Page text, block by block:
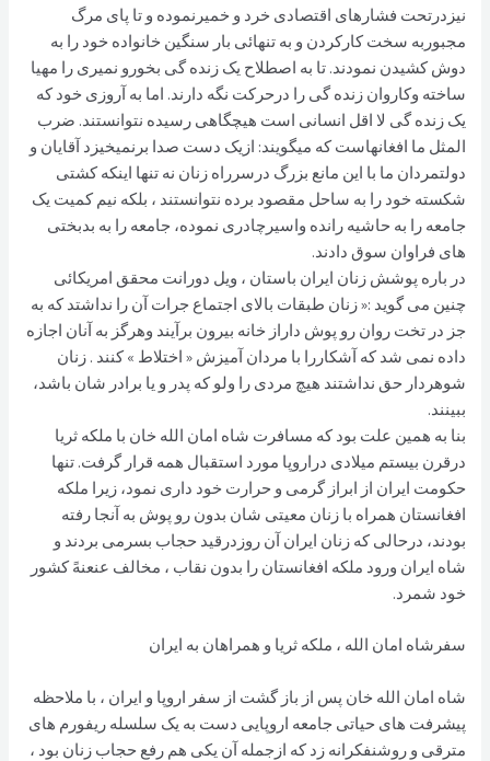
نیزدرتحت فشارهای اقتصادی خرد و خمیرنموده و تا پای مرگ
مجبوربه سخت کارکردن و به تنهائی بار سنگین خانواده خود را به
دوش کشیدن نمودند. تا به اصطلاح یک زنده گی بخورو نمیری را مهیا
ساخته وکاروان زنده گی را درحرکت نگه دارند. اما به آروزی خود که
یک زنده گی لا اقل انسانی است هیچگاهی رسیده نتوانستند. ضرب
المثل ما افغانهاست که میگویند: ازیک دست صدا برنمیخیزد آقایان و
دولتمردان ما با این مانع بزرگ درسرراه زنان نه تنها اینکه کشتی
شکسته خود را به ساحل مقصود برده نتوانستند ، بلکه نیم کمیت یک
جامعه را به حاشیه رانده واسیرچادری نموده، جامعه را به بدبختی
های فراوان سوق دادند.
در باره پوشش زنان ایران باستان ، ویل دورانت محقق امریکائی
چنین می گوید :« زنان طبقات بالای اجتماع جرات آن را نداشتد که به
جز در تخت روان رو پوش داراز خانه بیرون برآیند وهرگز به آنان اجازه
داده نمی شد که آشکاررا با مردان آمیزش « اختلاط » کنند . زنان
شوهردار حق نداشتند هیچ مردی را ولو که پدر و یا برادر شان باشد،
ببینند.
بنا به همین علت بود که مسافرت شاه امان الله خان با ملکه ثریا
درقرن بیستم میلادی دراروپا مورد استقبال همه قرار گرفت. تنها
حکومت ایران از ابراز گرمی و حرارت خود داری نمود، زیرا ملکه
افغانستان همراه با زنان معیتی شان بدون رو پوش به آنجا رفته
بودند، درحالی که زنان ایران آن روزدرقید حجاب بسرمی بردند و
شاه ایران ورود ملکه افغانستان را بدون نقاب ، مخالف عنعنهً کشور
خود شمرد.
سفرشاه امان الله ، ملکه ثریا و همراهان به ایران
شاه امان الله خان پس از باز گشت از سفر اروپا و ایران ، با ملاحظه
پیشرفت های حیاتی جامعه اروپایی دست به یک سلسله ریفورم های
مترقی و روشنفکرانه زد که ازجمله آن یکی هم رفع حجاب زنان بود ،